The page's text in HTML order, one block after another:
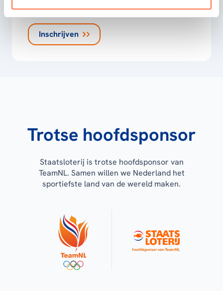
Privacyverklaring
Inschrijven
Trotse hoofdsponsor
Staatsloterij is trotse hoofdsponsor van
TeamNL. Samen willen we Nederland het
sportiefste land van de wereld maken.